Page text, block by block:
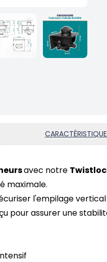
avec notre
maximale.
l'empilage
pour assurer une